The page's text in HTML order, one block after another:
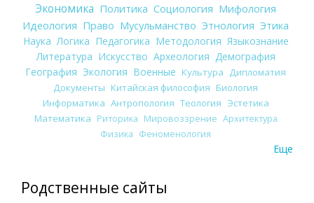
Экономика Политика Социология Мифология
Идеология Право Мусульманство Этнология Этика
Наука Логика Педагогика Методология Языкознание
Литература Искусство Археология Демография
География Экология Военные Культура
Дипломатия
Документы Китайская философия Биология
Информатика Антропология Теология Эстетика
Математика Риторика Мировоззрение Архитектура
Физика Феноменология
Еще
Родственные сайты